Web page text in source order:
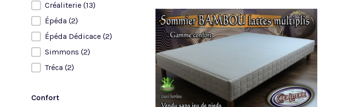
Créaliterie (13)
Épéda (2)
Épéda Dédicace (2)
Simmons (2)
Tréca (2)
Confort